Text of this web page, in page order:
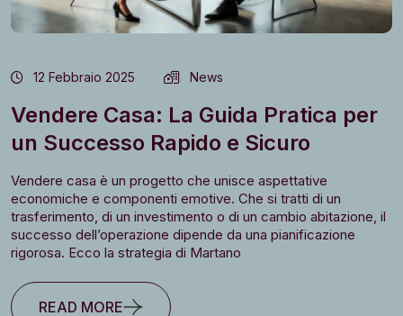
12 Febbraio 2025 News
Vendere Casa: La Guida Pratica per
un Successo Rapido e Sicuro
Vendere casa è un progetto che unisce aspettative
economiche e componenti emotive. Che si tratti di un
trasferimento, di un investimento o di un cambio abitazione, il
successo dell’operazione dipende da una pianificazione
rigorosa. Ecco la strategia di Martano
READ MORE